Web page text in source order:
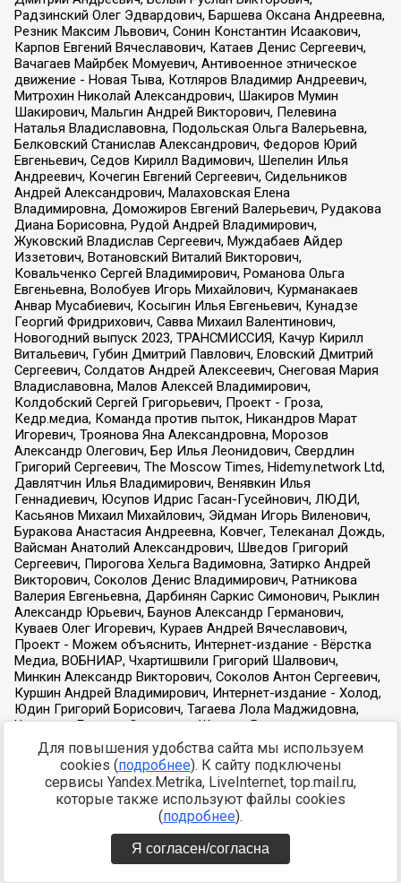
Для повышения удобства сайта мы используем
cookies (подробнее). К сайту подключены
сервисы Yandex.Metrika, LiveInternet, top.mail.ru,
которые также используют файлы cookies
(подробнее).
Я согласен/согласна